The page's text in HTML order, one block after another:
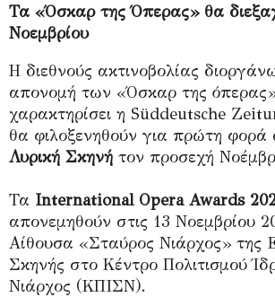
Τα «Όσκαρ της Όπερας» θα
Νοεμβρίου
Η διεθνούς ακτινοβολίας
απονομή των «Όσκαρ της
χαρακτηρίσει η Süddeutsche
θα φιλοξενηθούν για πρώτη φορά
Λυρική Σκηνή τον προσεχή
Τα International Opera Awards
απονεμηθούν στις 13 Νοεμβρίου
Αίθουσα «Σταύρος Νιάρχος» της
Σκηνής στο Κέντρο Πολιτισμού
Νιάρχος (ΚΠΙΣΝ).